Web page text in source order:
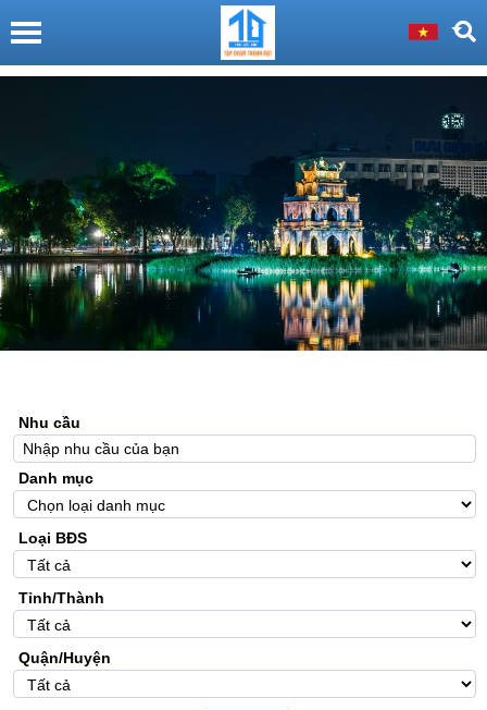
Nhu cầu
Danh mục
Loại BĐS
Tỉnh/Thành
Quận/Huyện